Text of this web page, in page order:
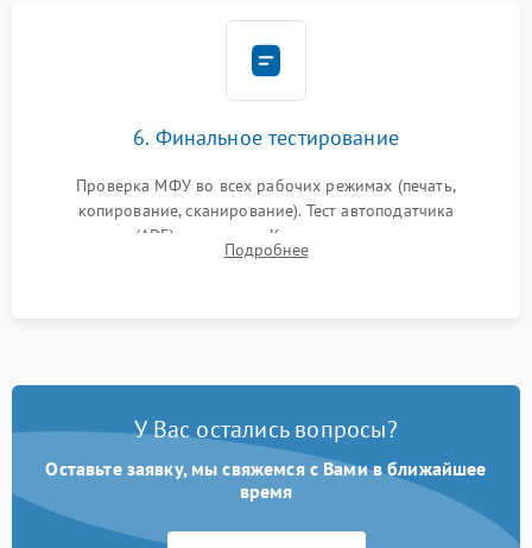
6. Финальное тестирование
Проверка МФУ во всех рабочих режимах (печать,
копирование, сканирование). Тест автоподатчика
документов (ADF) и дуплекса. Контроль качества отпечатка
на отсутствие серого фона, полос и надежность запекания
Подробнее
У Вас остались вопросы?
Оставьте заявку, мы свяжемся с Вами в ближайшее
время